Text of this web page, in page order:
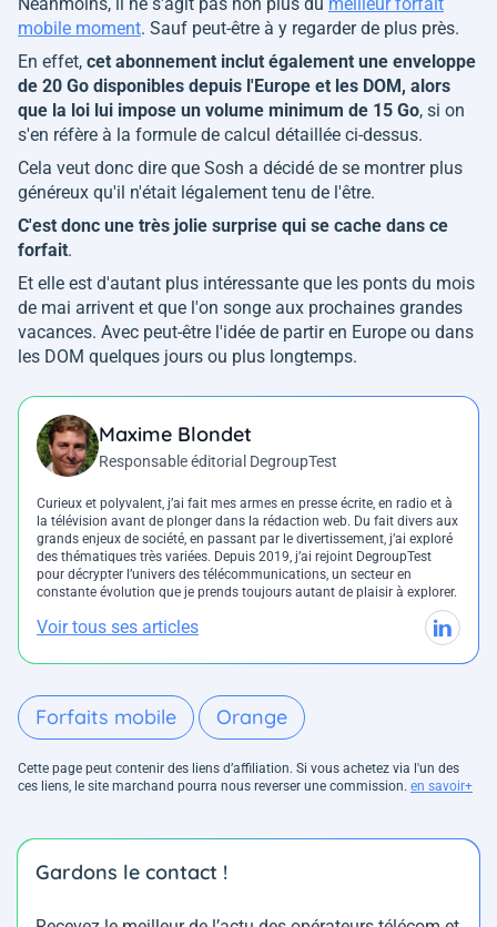
mobile moment. Sauf peut-être à y regarder de plus près.
En effet, cet abonnement inclut également une enveloppe
de 20 Go disponibles depuis l'Europe et les DOM, alors
que la loi lui impose un volume minimum de 15 Go, si on
s'en réfère à la formule de calcul détaillée ci-dessus.
Cela veut donc dire que Sosh a décidé de se montrer plus
généreux qu'il n'était légalement tenu de l'être.
C'est donc une très jolie surprise qui se cache dans ce
forfait.
Et elle est d'autant plus intéressante que les ponts du mois
de mai arrivent et que l'on songe aux prochaines grandes
vacances. Avec peut-être l'idée de partir en Europe ou dans
les DOM quelques jours ou plus longtemps.
Maxime Blondet
Responsable éditorial DegroupTest
Curieux et polyvalent, j’ai fait mes armes en presse écrite, en radio et à
la télévision avant de plonger dans la rédaction web. Du fait divers aux
grands enjeux de société, en passant par le divertissement, j’ai exploré
des thématiques très variées. Depuis 2019, j’ai rejoint DegroupTest
pour décrypter l’univers des télécommunications, un secteur en
constante évolution que je prends toujours autant de plaisir à explorer.
Voir tous ses articles
Forfaits mobile Orange
Cette page peut contenir des liens d’affiliation. Si vous achetez via l'un des
ces liens, le site marchand pourra nous reverser une commission. en savoir+
Gardons le contact !